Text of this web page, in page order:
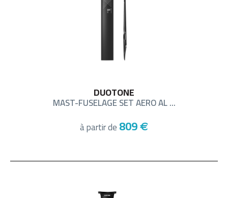
DUOTONE
MAST-FUSELAGE SET AERO AL ...
à partir de809 €